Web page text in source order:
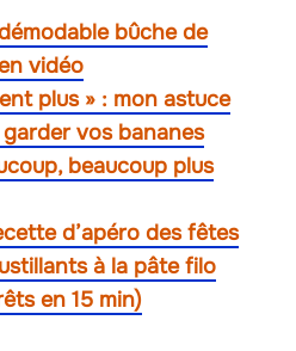
bûche de
vidéo
plus » : mon astuce
vos bananes
beaucoup plus
d’apéro des fêtes
à la pâte filo
en 15 min)